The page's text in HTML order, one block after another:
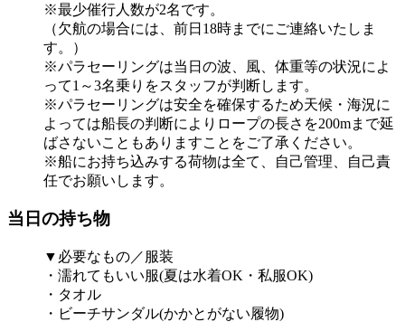
※最少催行人数が2名です。
（欠航の場合には、前日18時までにご連絡いたしま
す。）
※パラセーリングは当日の波、風、体重等の状況によ
って1～3名乗りをスタッフが判断します。
※パラセーリングは安全を確保するため天候・海況に
よっては船長の判断によりロープの長さを200mまで延
ばさないこともありますことをご了承ください。
※船にお持ち込みする荷物は全て、自己管理、自己責
任でお願いします。
当日の持ち物
▼必要なもの／服装
・濡れてもいい服(夏は水着OK・私服OK)
・タオル
・ビーチサンダル(かかとがない履物)